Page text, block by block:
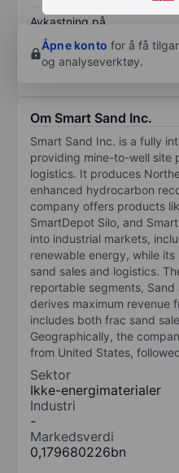
Avkastning på
egenkapital
Åpne konto for å få
og analyseverktøy.
Om Smart Sand Inc.
Smart Sand Inc. is a fully
providing mine-to-well site
logistics. It produces
enhanced hydrocarbon
company offers products
SmartDepot Silo, and
into industrial markets,
renewable energy, while
sand sales and logistics.
reportable segments,
derives maximum revenue
includes both frac sand
Geographically, the
from United States,
Sektor
Ikke-energimaterialer
Industri
-
Markedsverdi
0,179680226bn